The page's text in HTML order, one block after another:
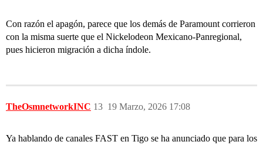
Con razón el apagón, parece que los demás de Paramount corrieron
con la misma suerte que el Nickelodeon Mexicano-Panregional,
pues hicieron migración a dicha índole.
TheOsmnetworkINC 19 Marzo, 2026 17:08
13
Ya hablando de canales FAST en Tigo se ha anunciado que para los